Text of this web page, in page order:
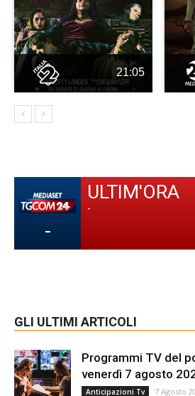
21:05
-
ULTIM'ORA
-
GLI ULTIMI ARTICOLI
Programmi TV del
venerdì 7 agosto
Anticipazioni Tv 7 Agosto